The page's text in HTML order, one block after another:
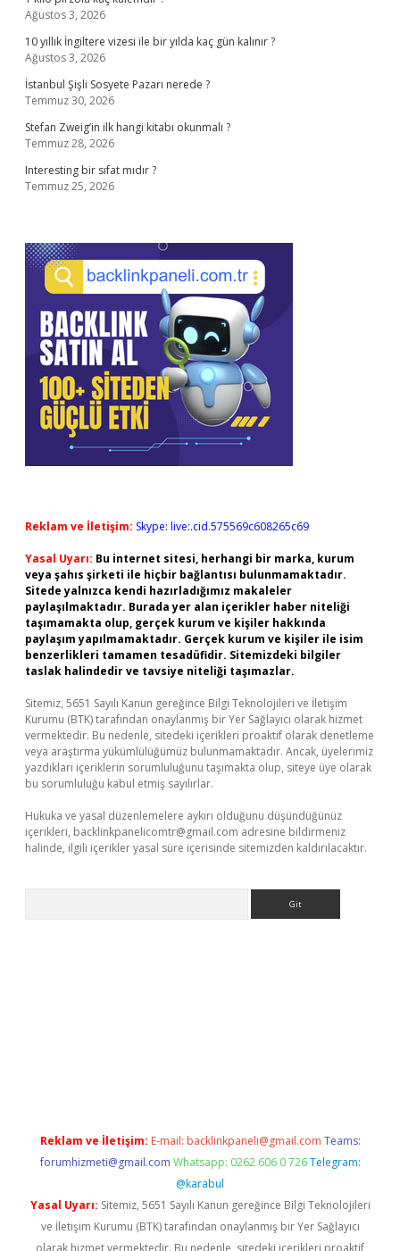
Ağustos 3, 2026
10 yıllık İngiltere vizesi ile bir yılda kaç gün kalınır ?
Ağustos 3, 2026
İstanbul Şişli Sosyete Pazarı nerede ?
Temmuz 30, 2026
Stefan Zweig’in ilk hangi kitabı okunmalı ?
Temmuz 28, 2026
Interesting bir sıfat mıdır ?
Temmuz 25, 2026
Reklam ve İletişim: Skype: live:.cid.575569c608265c69
Yasal Uyarı: Bu internet sitesi, herhangi bir marka, kurum
veya şahıs şirketi ile hiçbir bağlantısı bulunmamaktadır.
Sitede yalnızca kendi hazırladığımız makaleler
paylaşılmaktadır. Burada yer alan içerikler haber niteliği
taşımamakta olup, gerçek kurum ve kişiler hakkında
paylaşım yapılmamaktadır. Gerçek kurum ve kişiler ile isim
benzerlikleri tamamen tesadüfidir. Sitemizdeki bilgiler
taslak halindedir ve tavsiye niteliği taşımazlar.
Sitemiz, 5651 Sayılı Kanun gereğince Bilgi Teknolojileri ve İletişim
Kurumu (BTK) tarafından onaylanmış bir Yer Sağlayıcı olarak hizmet
vermektedir. Bu nedenle, sitedeki içerikleri proaktif olarak denetleme
veya araştırma yükümlülüğümüz bulunmamaktadır. Ancak, üyelerimiz
yazdıkları içeriklerin sorumluluğunu taşımakta olup, siteye üye olarak
bu sorumluluğu kabul etmiş sayılırlar.
Hukuka ve yasal düzenlemelere aykırı olduğunu düşündüğünüz
içerikleri, backlinkpanelicomtr@gmail.com adresine bildirmeniz
halinde, ilgili içerikler yasal süre içerisinde sitemizden kaldırılacaktır.
Reklam ve İletişim: E-mail: backlinkpaneli@gmail.com Teams:
forumhizmeti@gmail.com Whatsapp: 0262 606 0 726 Telegram:
@karabul
Yasal Uyarı: Sitemiz, 5651 Sayılı Kanun gereğince Bilgi Teknolojileri
ve İletişim Kurumu (BTK) tarafından onaylanmış bir Yer Sağlayıcı
olarak hizmet vermektedir. Bu nedenle, sitedeki içerikleri proaktif